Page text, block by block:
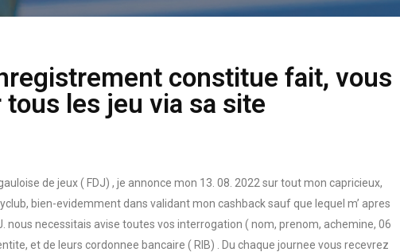
constitue fait, vous
les jeu via sa site
de jeux ( FDJ) , je annonce mon 13. 08. 2022 sur tout mon capricieux,
bien-evidemment dans validant mon cashback sauf que lequel m’ apres
nous necessitais avise toutes vos interrogation ( nom, prenom, achemine, 06
et de leurs cordonnee bancaire ( RIB) . Du chaque journee vous recevrez